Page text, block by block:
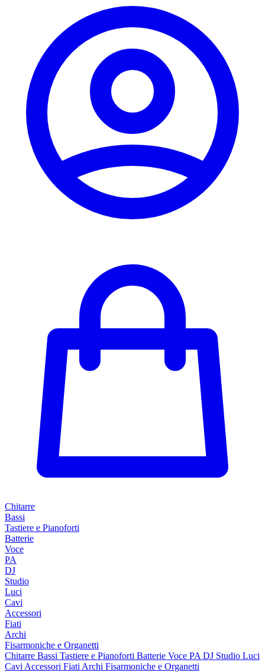
Chitarre
Bassi
Tastiere e Pianoforti
Batterie
Voce
PA
DJ
Studio
Luci
Cavi
Accessori
Fiati
Archi
Fisarmoniche e Organetti
Chitarre Bassi Tastiere e Pianoforti Batterie Voce PA DJ Studio Luci
Cavi Accessori Fiati Archi Fisarmoniche e Organetti